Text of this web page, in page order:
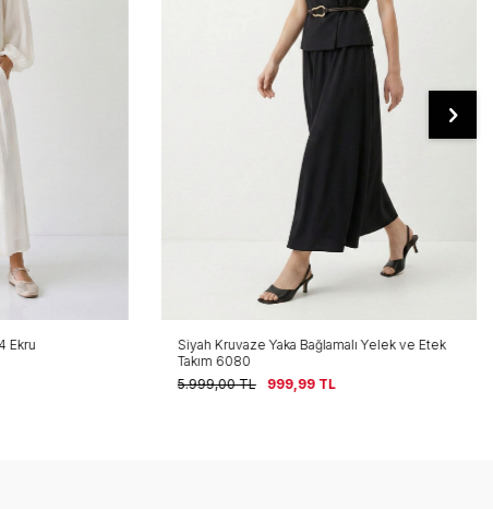
Siyah Kruvaze Yaka Bağlamalı Yelek ve Etek
Takım 6080
5.999,00TL 999,99TL